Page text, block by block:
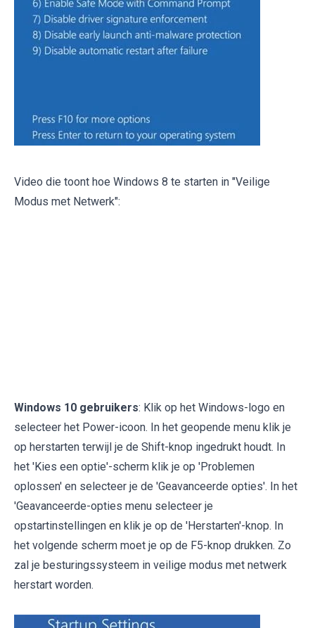
Video die toont hoe Windows 8 te starten in "Veilige
Modus met Netwerk":
Windows 10 gebruikers: Klik op het Windows-logo en
selecteer het Power-icoon. In het geopende menu klik je
op herstarten terwijl je de Shift-knop ingedrukt houdt. In
het 'Kies een optie'-scherm klik je op 'Problemen
oplossen' en selecteer je de 'Geavanceerde opties'. In het
'Geavanceerde-opties menu selecteer je
opstartinstellingen en klik je op de 'Herstarten'-knop. In
het volgende scherm moet je op de F5-knop drukken. Zo
zal je besturingssysteem in veilige modus met netwerk
herstart worden.